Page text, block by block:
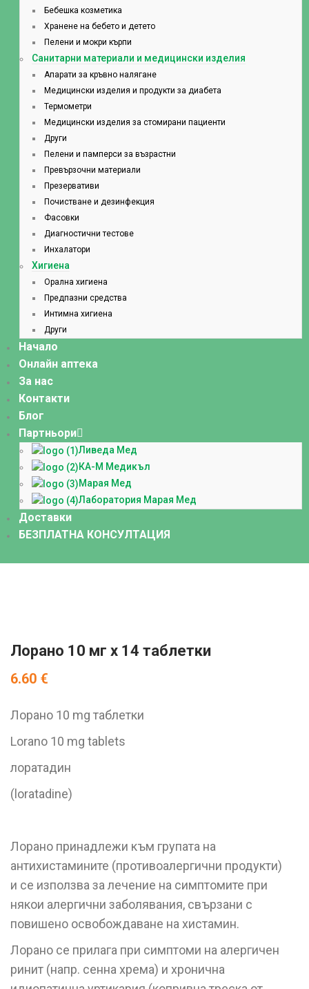
Бебешка козметика
Хранене на бебето и детето
Пелени и мокри кърпи
Санитарни материали и медицински изделия
Апарати за кръвно налягане
Медицински изделия и продукти за диабета
Термометри
Медицински изделия за стомирани пациенти
Други
Пелени и памперси за възрастни
Превързочни материали
Презервативи
Почистване и дезинфекция
Фасовки
Диагностични тестове
Инхалатори
Хигиена
Орална хигиена
Предпазни средства
Интимна хигиена
Други
Начало
Онлайн аптека
За нас
Контакти
Блог
Партньори
Ливеда Мед
КА-М Медикъл
Марая Мед
Лаборатория Марая Мед
Доставки
БЕЗПЛАТНА КОНСУЛТАЦИЯ
Лорано 10 мг x 14 таблетки
6.60 €
Лорано 10 mg таблетки
Lorano 10 mg tablets
лоратадин
(loratadine)
Лорано принадлежи към групата на
антихистамините (противоалергични продукти)
и се използва за лечение на симптомите при
някои алергични заболявания, свързани с
повишено освобождаване на хистамин.
Лорано се прилага при симптоми на алергичен
ринит (напр. сенна хрема) и хронична